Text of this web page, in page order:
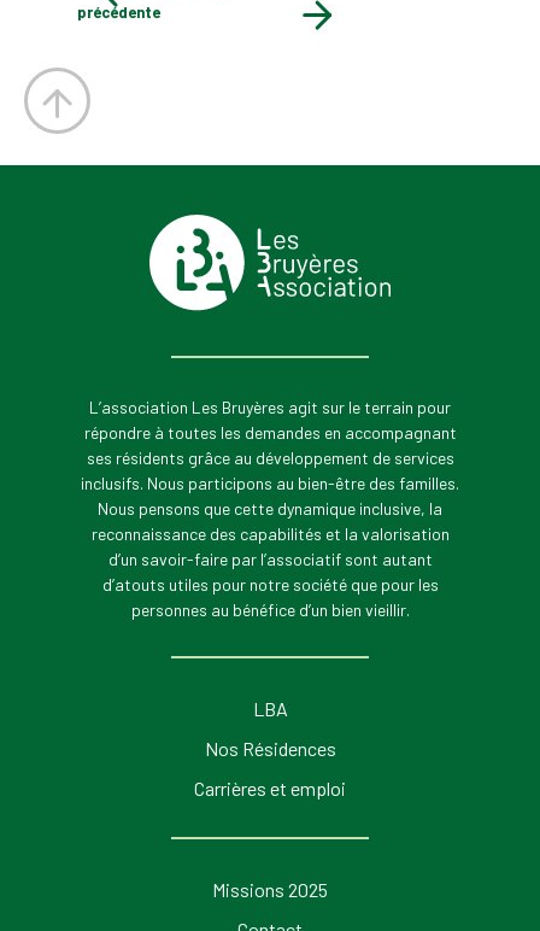
précédente
L’association Les Bruyères agit sur le terrain pour
répondre à toutes les demandes en accompagnant
ses résidents grâce au développement de services
inclusifs. Nous participons au bien-être des familles.
Nous pensons que cette dynamique inclusive, la
reconnaissance des capabilités et la valorisation
d’un savoir-faire par l’associatif sont autant
d’atouts utiles pour notre société que pour les
personnes au bénéfice d’un bien vieillir.
LBA
Nos Résidences
Carrières et emploi
Missions 2025